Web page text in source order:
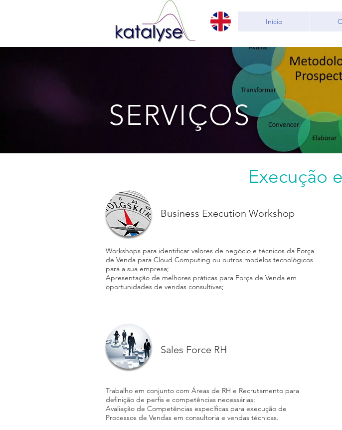
Início
SERVIÇOS
Execução
Business Execution Workshop
Workshops para identificar valores de negócio e técnicos da Força
de Venda para Cloud Computing ou outros modelos tecnológicos
para a sua empresa;
Apresentação de melhores práticas para Força de Venda em
oportunidades de vendas consultivas;
Sales Force RH
Trabalho em conjunto com Áreas de RH e Recrutamento para
definição de perfis e competências necessárias;
Avaliação de Competências específicas para execução de
Processos de Vendas em consultoria e vendas técnicas.